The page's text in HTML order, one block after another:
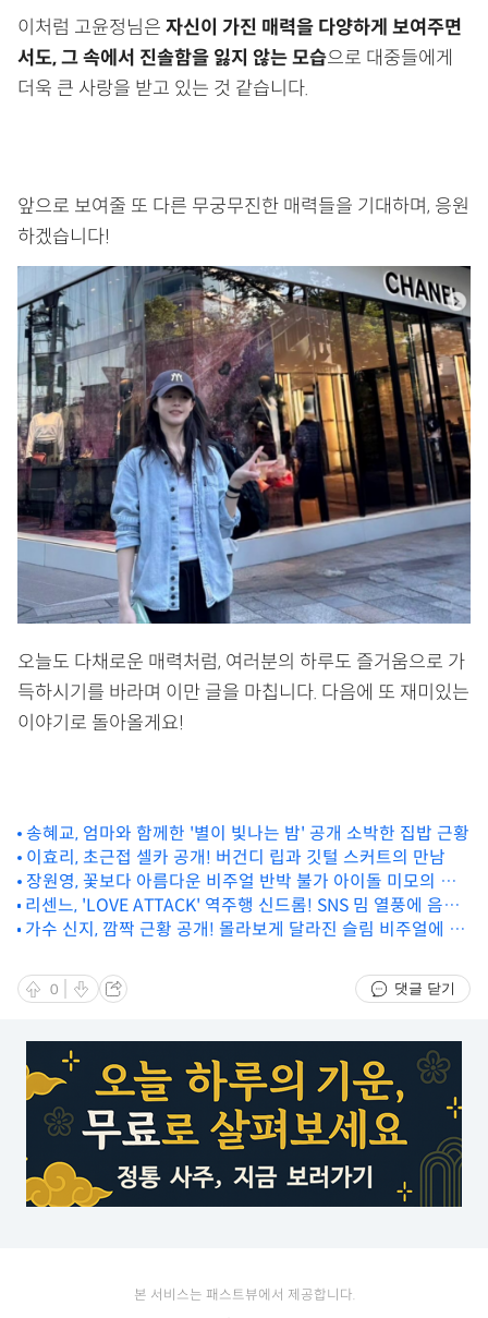
이처럼 고윤정님은 자신이 가진 매력을 다양하게 보여주면
서도, 그 속에서 진솔함을 잃지 않는 모습으로 대중들에게
더욱 큰 사랑을 받고 있는 것 같습니다.
앞으로 보여줄 또 다른 무궁무진한 매력들을 기대하며, 응원
하겠습니다!
오늘도 다채로운 매력처럼, 여러분의 하루도 즐거움으로 가
득하시기를 바라며 이만 글을 마칩니다. 다음에 또 재미있는
이야기로 돌아올게요!
송혜교, 엄마와 함께한 '별이 빛나는 밤' 공개 소박한 집밥 근황
이효리, 초근접 셀카 공개! 버건디 립과 깃털 스커트의 만남
장원영, 꽃보다 아름다운 비주얼 반박 불가 아이돌 미모의 정
수
리센느, 'LOVE ATTACK' 역주행 신드롬! SNS 밈 열풍에 음원
차트까지 석권!
가수 신지, 깜짝 근황 공개! 몰라보게 달라진 슬림 비주얼에 팬
0 댓글 닫기
본 서비스는 패스트뷰에서 제공합니다.